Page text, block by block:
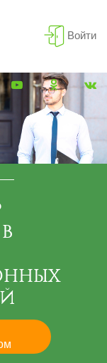
Войти